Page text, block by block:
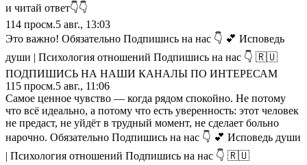
и читай ответ👇👇
114 просм.5 авг., 13:03
Это важно! Обязательно Подпишись на нас 👇 💕 Исповедь
души | Психология отношений Подпишись на нас 👇 🇷🇺
ПОДПИШИСЬ НА НАШИ КАНАЛЫ ПО ИНТЕРЕСАМ
115 просм.5 авг., 11:06
Самое ценное чувство — когда рядом спокойно. Не потому
что всё идеально, а потому что есть уверенность: этот человек
не предаст, не уйдёт в трудный момент, не сделает больно
нарочно. Обязательно Подпишись на нас 👇 💕 Исповедь души
| Психология отношений Подпишись на нас 👇 🇷🇺